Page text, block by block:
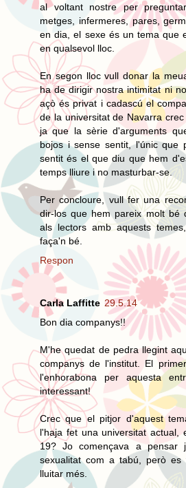
al voltant nostre per
metges, infermeres, pares,
en dia, el sexe és un tema que
en qualsevol lloc.
En segon lloc vull donar la
ha de dirigir nostra intimitat ni
açò és privat i cadascú el
de la universitat de Navarra
ja que la sèrie d'arguments
bojos i sense sentit, l'únic que
sentit és el que diu que hem
temps lliure i no masturbar-se.
Per concloure, vull fer una
dir-los que hem pareix molt bé
als lectors amb aquests
faça'n bé.
Respon
Carla Laffitte 29.5.14
Bon dia companys!!
M'he quedat de pedra llegint
companys de l'institut. El
l'enhorabona per aquesta
interessant!
Crec que el pitjor d'aquest
l'haja fet una universitat actual,
19? Jo començava a pensar
sexualitat com a tabú, però
lluitar més.